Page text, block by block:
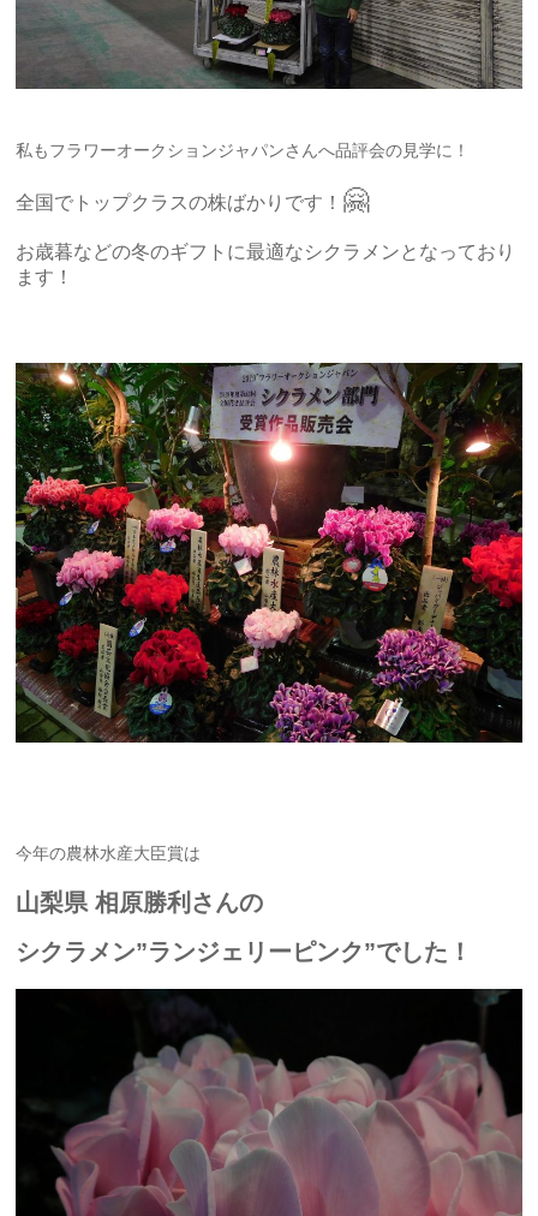
私もフラワーオークションジャパンさんへ品評会の見学に！
全国でトップクラスの株ばかりです！ 🤗
お歳暮などの冬のギフトに最適なシクラメンとなっており
ます！
今年の農林水産大臣賞は
山梨県 相原勝利さんの
シクラメン”ランジェリーピンク”でした！